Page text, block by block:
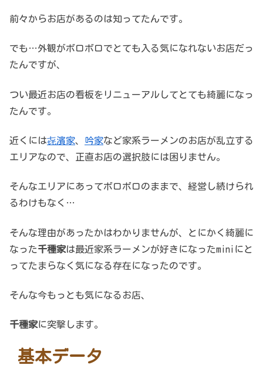
前々からお店があるのは知ってたんです。
でも…外観がボロボロでとても入る気になれないお店だっ
たんですが、
つい最近お店の看板をリニューアルしてとても綺麗になっ
たんです。
近くには㐂濱家、 吟家など家系ラーメンのお店が乱立する
エリアなので、正直お店の選択肢には困りません。
そんなエリアにあってボロボロのままで、経営し続けられ
るわけもなく…
そんな理由があったかはわかりませんが、とにかく綺麗に
なった千種家は最近家系ラーメンが好きになったminiにと
ってたまらなく気になる存在になったのです。
そんな今もっとも気になるお店、
千種家に突撃します。
基本データ